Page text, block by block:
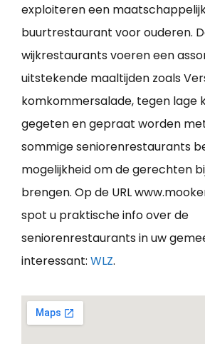
exploiteren een
buurtrestaurant voor ouderen.
wijkrestaurants voeren een
uitstekende maaltijden zoals
komkommersalade, tegen lage
gegeten en gepraat worden
sommige seniorenrestaurants
mogelijkheid om de gerechten
brengen. Op de URL
spot u praktische info over de
seniorenrestaurants in uw
interessant: WLZ.